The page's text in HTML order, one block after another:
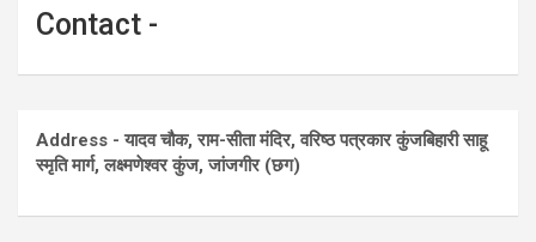
Contact -
Address - यादव चौक, राम-सीता मंदिर, वरिष्ठ पत्रकार कुंजबिहारी साहू
स्मृति मार्ग, लक्ष्मणेश्वर कुंज, जांजगीर (छग)